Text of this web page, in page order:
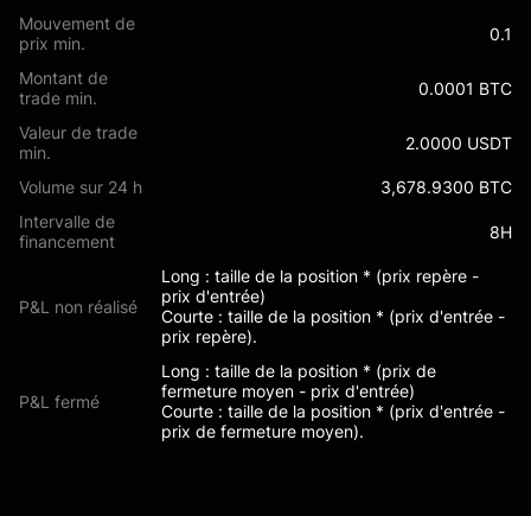
Mouvement de
prix min.
0.1
Montant de
trade min.
0.0001 BTC
Valeur de trade
min.
2.0000 USDT
Volume sur 24 h
3,678.9300 BTC
Intervalle de
financement
8H
P&L non réalisé
Long : taille de la position * (prix repère -
prix d'entrée)
Courte : taille de la position * (prix d'entrée -
prix repère).
P&L fermé
Long : taille de la position * (prix de
fermeture moyen - prix d'entrée)
Courte : taille de la position * (prix d'entrée -
prix de fermeture moyen).